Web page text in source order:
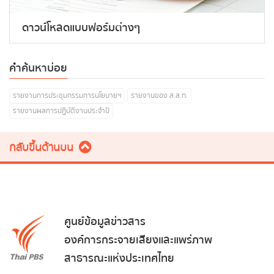
ดาวน์โหลดแบบฟอร์มต่างๆ
คำค้นหาบ่อย
รายงานการประชุมกรรมการนโยบายฯ
รายงานของ ส.ส.ท.
รายงานผลการปฏิบัติงานประจำปี
กลับขึ้นด้านบน
ศูนย์ข้อมูลข่าวสาร
องค์การกระจายเสียงและแพร่ภาพ
สาธารณะแห่งประเทศไทย